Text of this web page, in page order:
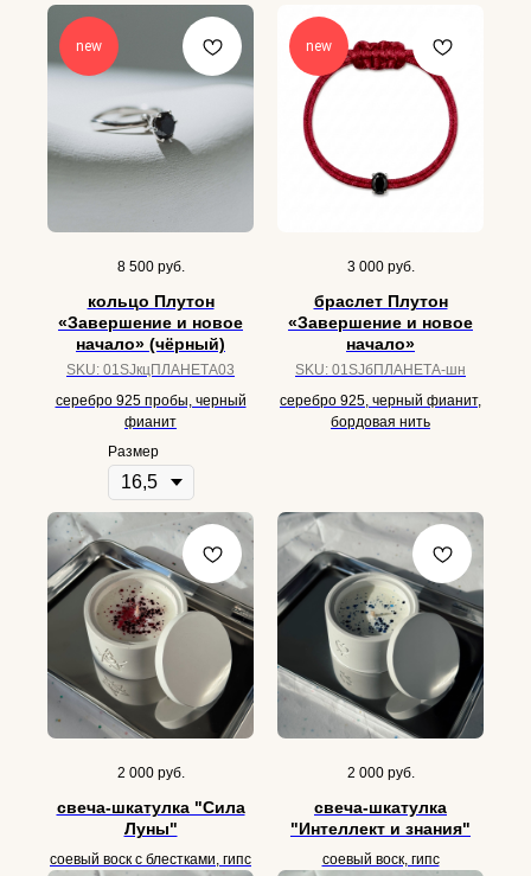
new
8 500 руб.
кольцо Плутон
«Завершение и новое
начало» (чёрный)
SKU: 01SJкцПЛАНЕТА03
серебро 925 пробы, черный
фианит
Размер
new
3 000 руб.
браслет Плутон
«Завершение и новое
начало»
SKU: 01SJбПЛАНЕТА-шн
серебро 925, черный фианит,
бордовая нить
2 000 руб.
свеча-шкатулка "Сила
Луны"
соевый воск с блестками, гипс
2 000 руб.
свеча-шкатулка
"Интеллект и знания"
соевый воск, гипс